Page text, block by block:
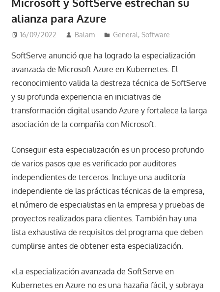
alianza para Azure
16/09/2022 Balam General,Software
SoftServe anunció que ha logrado la especialización
avanzada de Microsoft Azure en Kubernetes. El
reconocimiento valida la destreza técnica de SoftServe
y su profunda experiencia en iniciativas de
transformación digital usando Azure y fortalece la larga
asociación de la compañía con Microsoft.
Conseguir esta especialización es un proceso profundo
de varios pasos que es verificado por auditores
independientes de terceros. Incluye una auditoría
independiente de las prácticas técnicas de la empresa,
el número de especialistas en la empresa y pruebas de
proyectos realizados para clientes. También hay una
lista exhaustiva de requisitos del programa que deben
cumplirse antes de obtener esta especialización.
«La especialización avanzada de SoftServe en
Kubernetes en Azure no es una hazaña fácil, y subraya